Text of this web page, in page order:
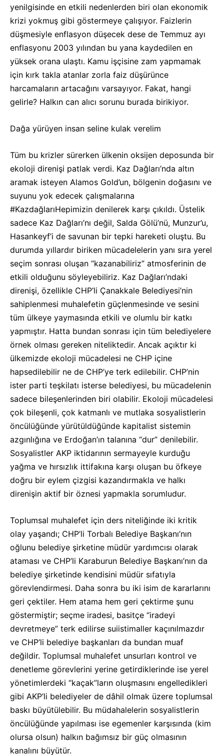
yenilgisinde en etkili nedenlerden biri olan ekonomik
krizi yokmuş gibi göstermeye çalışıyor. Faizlerin
düşmesiyle enflasyon düşecek dese de Temmuz ayı
enflasyonu 2003 yılından bu yana kaydedilen en
yüksek orana ulaştı. Kamu işçisine zam yapmamak
için kırk takla atanlar zorla faiz düşürünce
harcamaların artacağını varsayıyor. Fakat, hangi
gelirle? Halkın can alıcı sorunu burada birikiyor.
Dağa yürüyen insan seline kulak verelim
Tüm bu krizler sürerken ülkenin oksijen deposunda bir
ekoloji direnişi patlak verdi. Kaz Dağları’nda altın
aramak isteyen Alamos Gold’un, bölgenin doğasını ve
suyunu yok edecek çalışmalarına
#KazdağlarıHepimizin denilerek karşı çıkıldı. Üstelik
sadece Kaz Dağları’nı değil, Salda Gölü’nü, Munzur’u,
Hasankeyf’i de savunan bir tepki hareketi oluştu. Bu
durumda yıllardır biriken mücadelelerin yanı sıra yerel
seçim sonrası oluşan “kazanabiliriz” atmosferinin de
etkili olduğunu söyleyebiliriz. Kaz Dağları’ndaki
direnişi, özellikle CHP’li Çanakkale Belediyesi’nin
sahiplenmesi muhalefetin güçlenmesinde ve sesini
tüm ülkeye yaymasında etkili ve olumlu bir katkı
yapmıştır. Hatta bundan sonrası için tüm belediyelere
örnek olması gereken niteliktedir. Ancak açıktır ki
ülkemizde ekoloji mücadelesi ne CHP içine
hapsedilebilir ne de CHP’ye terk edilebilir. CHP’nin
ister parti teşkilatı isterse belediyesi, bu mücadelenin
sadece bileşenlerinden biri olabilir. Ekoloji mücadelesi
çok bileşenli, çok katmanlı ve mutlaka sosyalistlerin
öncülüğünde yürütüldüğünde kapitalist sistemin
azgınlığına ve Erdoğan’ın talanına “dur” denilebilir.
Sosyalistler AKP iktidarının sermayeyle kurduğu
yağma ve hırsızlık ittifakına karşı oluşan bu öfkeye
doğru bir eylem çizgisi kazandırmakla ve halkı
direnişin aktif bir öznesi yapmakla sorumludur.
Toplumsal muhalefet için ders niteliğinde iki kritik
olay yaşandı; CHP’li Torbalı Belediye Başkanı’nın
oğlunu belediye şirketine müdür yardımcısı olarak
ataması ve CHP’li Karaburun Belediye Başkanı’nın da
belediye şirketinde kendisini müdür sıfatıyla
görevlendirmesi. Daha sonra bu iki isim de kararlarını
geri çektiler. Hem atama hem geri çektirme şunu
göstermiştir; seçme iradesi, basitçe “iradeyi
devretmeye” terk edilirse suiistimaller kaçınılmazdır
ve CHP’li belediye başkanları da bundan muaf
değildir. Toplumsal muhalefet unsurları kontrol ve
denetleme görevlerini yerine getirdiklerinde ise yerel
yönetimlerdeki “kaçak”ların oluşmasını engelledikleri
gibi AKP’li belediyeler de dâhil olmak üzere toplumsal
baskı büyütülebilir. Bu müdahalelerin sosyalistlerin
öncülüğünde yapılması ise egemenler karşısında (kim
olursa olsun) halkın bağımsız bir güç olmasının
kanalını büyütür.